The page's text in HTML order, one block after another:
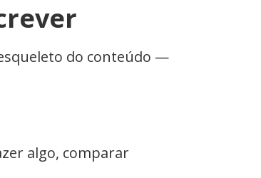
do conteúdo —
algo, comparar